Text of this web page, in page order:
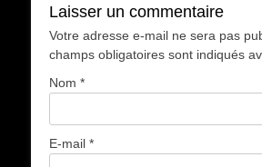
Laisser un commentaire
Votre adresse e-mail ne sera pas
champs obligatoires sont indiqués
Nom *
E-mail *